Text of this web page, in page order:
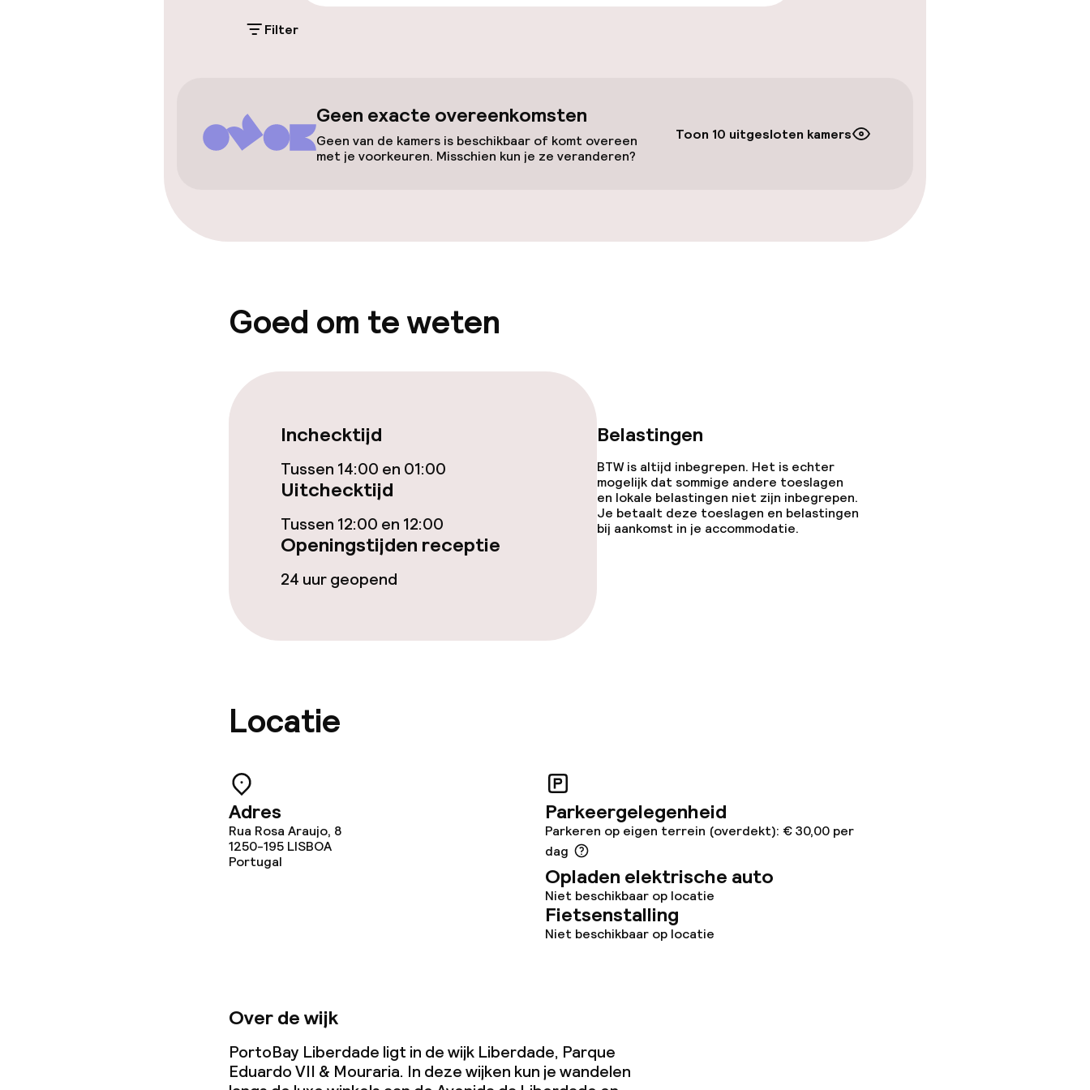
Overal rolstoeltoegankelijk
Lift
beschikbaar
Kamers
beschikbaar
Zwemmen & wellness
Zoetwater binnenzwembad
Verwarmd binnenzwembad
Hot tub
Solarium
Stoombad
Turks stoombad (hamam)
Spa behandelingen
Massage
Fitnessruimte / gym
Tuin
Eet- en drinkgelegenheden
Restaurant
Lunch à la carte
Diner à la carte
Filter
Geen exacte overeenkomsten
Geen van de kamers is beschikbaar of komt overeen
met je voorkeuren. Misschien kun je ze veranderen?
Toon 10 uitgesloten kamers
Goed om te weten
Inchecktijd
Tussen 14:00 en 01:00
Uitchecktijd
Tussen 12:00 en 12:00
Openingstijden receptie
24 uur geopend
Belastingen
BTW is altijd inbegrepen. Het is echter
mogelijk dat sommige andere toeslagen
en lokale belastingen niet zijn inbegrepen.
Je betaalt deze toeslagen en belastingen
bij aankomst in je accommodatie.
Locatie
Adres
Rua Rosa Araujo, 8
1250-195 LISBOA
Portugal
Parkeergelegenheid
Parkeren op eigen terrein (overdekt): € 30,00 per
dag
Opladen elektrische auto
Niet beschikbaar op locatie
Fietsenstalling
Niet beschikbaar op locatie
Over de wijk
PortoBay Liberdade ligt in de wijk Liberdade, Parque
Eduardo VII & Mouraria. In deze wijken kun je wandelen